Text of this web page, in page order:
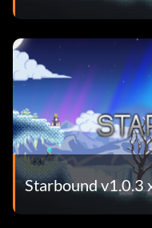
Starbound v1.0.3